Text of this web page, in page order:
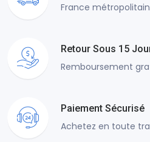
France
Retour Sous 15
Remboursement
Paiement Sécurisé
Achetez en toute